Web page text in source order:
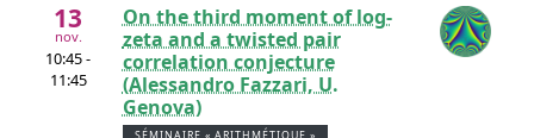
13
nov.
10:45 -
11:45
On the third moment of log-
zeta and a twisted pair
correlation conjecture
(Alessandro Fazzari, U.
Genova)